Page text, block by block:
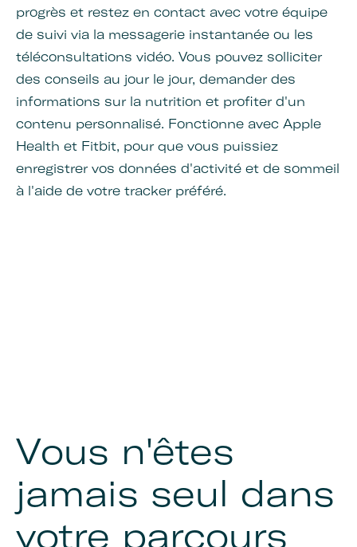
progrès et restez en contact avec votre équipe
de suivi via la messagerie instantanée ou les
téléconsultations vidéo. Vous pouvez solliciter
des conseils au jour le jour, demander des
informations sur la nutrition et profiter d'un
contenu personnalisé. Fonctionne avec Apple
Health et Fitbit, pour que vous puissiez
enregistrer vos données d'activité et de sommeil
à l'aide de votre tracker préféré.
Vous n'êtes
jamais seul dans
votre parcours